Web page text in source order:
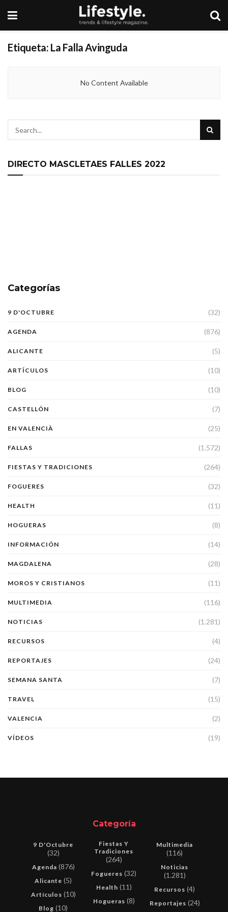
Etiqueta: La Falla Avinguda
No Content Available
DIRECTO MASCLETAES FALLES 2022
Categorías
9 D'OCTUBRE (32)
AGENDA (876)
ALICANTE (5)
ARTÍCULOS (10)
BLOG (10)
CASTELLÓN (7)
EN VALENCIÀ (25)
FALLAS (1.572)
FIESTAS Y TRADICIONES (264)
FOGUERES (32)
HEALTH (11)
HOGUERAS (8)
INFORMACIÓN (14)
MAGDALENA (28)
MOROS Y CRISTIANOS (11)
MULTIMEDIA (116)
NOTICIAS (1.281)
RECURSOS (4)
REPORTAJES (24)
SEMANA SANTA (7)
TRAVEL (15)
VALENCIA (2)
VÍDEOS (19)
Categoría
9 D'Octubre
(32)
Agenda (876)
Alicante (5)
Artículos (10)
Blog (10)
Fiestas Y
Tradiciones
(264)
Fogueres (32)
Health (11)
Hogueras (8)
Multimedia
(116)
Noticias
(1.281)
Recursos (4)
Reportajes (24)